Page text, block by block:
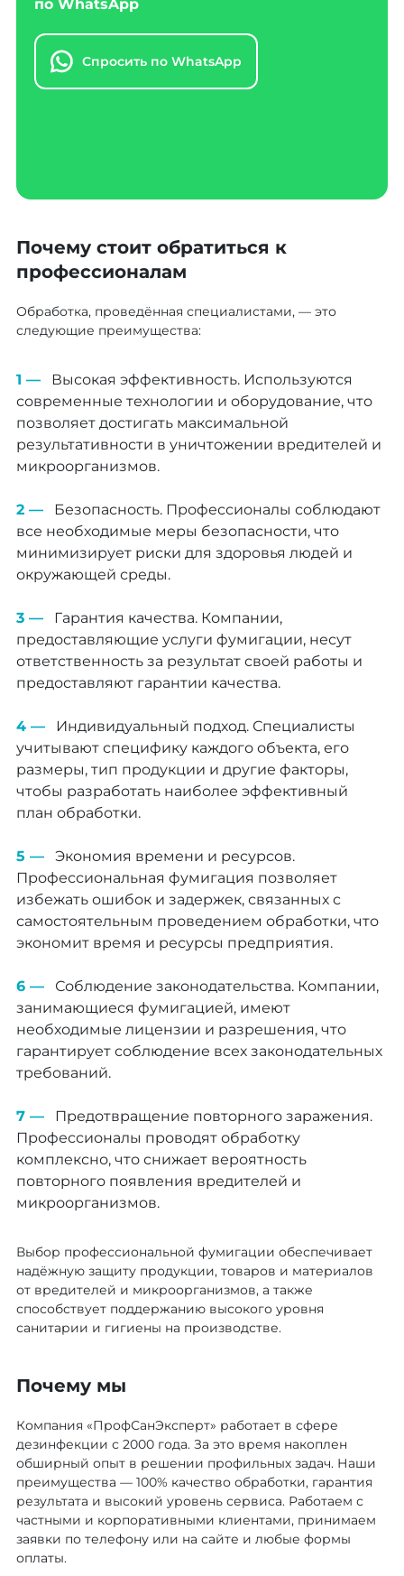
по WhatsApp
Спросить по WhatsApp
Почему стоит обратиться к
профессионалам
Обработка, проведённая специалистами, — это
следующие преимущества:
Высокая эффективность. Используются
современные технологии и оборудование, что
позволяет достигать максимальной
результативности в уничтожении вредителей и
микроорганизмов.
Безопасность. Профессионалы соблюдают
все необходимые меры безопасности, что
минимизирует риски для здоровья людей и
окружающей среды.
Гарантия качества. Компании,
предоставляющие услуги фумигации, несут
ответственность за результат своей работы и
предоставляют гарантии качества.
Индивидуальный подход. Специалисты
учитывают специфику каждого объекта, его
размеры, тип продукции и другие факторы,
чтобы разработать наиболее эффективный
план обработки.
Экономия времени и ресурсов.
Профессиональная фумигация позволяет
избежать ошибок и задержек, связанных с
самостоятельным проведением обработки, что
экономит время и ресурсы предприятия.
Соблюдение законодательства. Компании,
занимающиеся фумигацией, имеют
необходимые лицензии и разрешения, что
гарантирует соблюдение всех законодательных
требований.
Предотвращение повторного заражения.
Профессионалы проводят обработку
комплексно, что снижает вероятность
повторного появления вредителей и
микроорганизмов.
Выбор профессиональной фумигации обеспечивает
надёжную защиту продукции, товаров и материалов
от вредителей и микроорганизмов, а также
способствует поддержанию высокого уровня
санитарии и гигиены на производстве.
Почему мы
Компания «ПрофСанЭксперт» работает в сфере
дезинфекции с 2000 года. За это время накоплен
обширный опыт в решении профильных задач. Наши
преимущества — 100% качество обработки, гарантия
результата и высокий уровень сервиса. Работаем с
частными и корпоративными клиентами, принимаем
заявки по телефону или на сайте и любые формы
оплаты.